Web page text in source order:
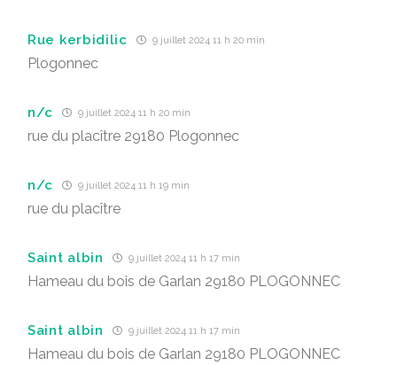
Rue kerbidilic 9 juillet 2024 11 h 20 min
Plogonnec
n/c 9 juillet 2024 11 h 20 min
rue du placître 29180 Plogonnec
n/c 9 juillet 2024 11 h 19 min
rue du placître
Saint albin 9 juillet 2024 11 h 17 min
Hameau du bois de Garlan 29180 PLOGONNEC
Saint albin 9 juillet 2024 11 h 17 min
Hameau du bois de Garlan 29180 PLOGONNEC